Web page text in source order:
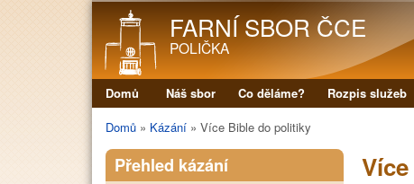
FARNÍ SBOR ČCE
POLIČKA
Hlavní menu
Domů Náš sbor Co děláme? Rozpis služeb
Jste zde
Domů » Kázání » Více Bible do politiky
Přehled kázání